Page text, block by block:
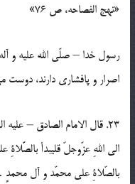
«نهج الفصاحه، ص 76»
رسول خدا – صلّي الله عليه و
اصرار و پافشاري دارند، دوست
23. قال الامام الصادق – عليه السّلام – : مَنْ كانَتْ لهُ حاجةٌ
الي اللهِ عزّوجلّ قليبدأ
بالصّلاةِ علي محمّد و آل